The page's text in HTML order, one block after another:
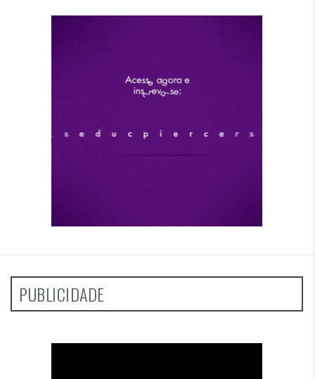
PUBLICIDADE